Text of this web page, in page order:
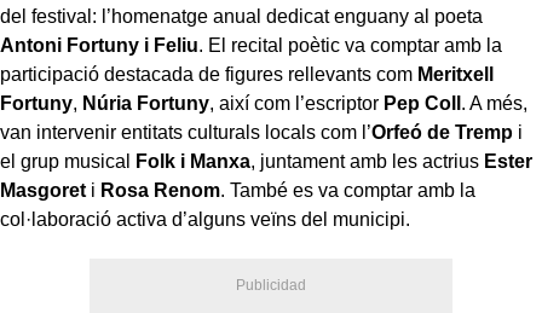
del festival: l’homenatge anual dedicat enguany al poeta
Antoni Fortuny i Feliu. El recital poètic va comptar amb la
participació destacada de figures rellevants com Meritxell
Fortuny, Núria Fortuny, així com l’escriptor Pep Coll . A més,
van intervenir entitats culturals locals com l’Orfeó de Tremp i
el grup musical
Folk i Manxa, juntament amb les actrius Ester
Masgoret i Rosa Renom. També es va comptar amb la
col·laboració activa d’alguns veïns del municipi.